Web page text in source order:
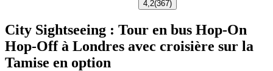
4,2(367)
City Sightseeing : Tour en bus Hop-On
Hop-Off à Londres avec croisière sur la
Tamise en option